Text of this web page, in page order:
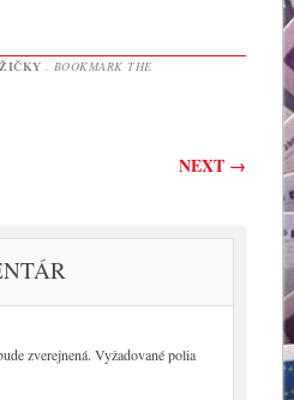
. BOOKMARK THE
NEXT →
zverejnená. Vyžadované polia